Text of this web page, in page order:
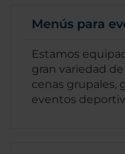
Menús para
Estamos
gran variedad
cenas grupales,
eventos